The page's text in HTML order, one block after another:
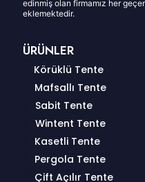
edinmiş olan firmamız her
eklemektedir.
ÜRÜNLER
Körüklü Tente
Mafsallı Tente
Sabit Tente
Wintent Tente
Kasetli Tente
Pergola Tente
Çift Açılır Tente